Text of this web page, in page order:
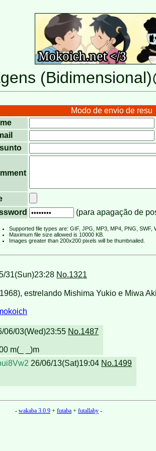
Modo de envio de resu
(para apagação de
Supported file types are: GIF, JPG, MP3, MP4, PNG, SWF,
Maximum file size allowed is 10000 KB.
Images greater than 200x200 pixels will be thumbnailed.
31(Sun)23:28 No.1321
estrelando Mishima Yukio e Miwa
06/03(Wed)23:55 No.1487
m(_ _)m
26/06/13(Sat)19:04 No.1499
- wakaba 3.0.9 + futaba + futallaby -